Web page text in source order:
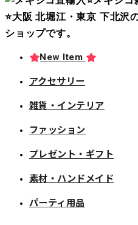
New Item
アクセサリー
雑貨・インテリア
ファッション
プレゼント・ギフト
素材・ハンドメイド
パーティ用品